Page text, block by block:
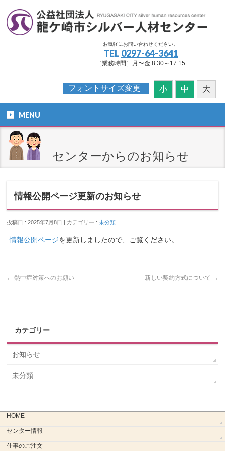
お気軽にお問い合わせください。
TEL 0297-64-3641
［業務時間］月〜金 8:30～17:15
フォントサイズ変更 小 中 大
MENU
センターからのお知らせ
情報公開ページ更新のお知らせ
投稿日 : 2025年7月8日 | カテゴリー :未分類
情報公開ページを更新しましたので、ご覧ください。
← 熱中症対策へのお願い 新しい契約方式について →
カテゴリー
お知らせ
未分類
HOME
センター情報
仕事のご注文